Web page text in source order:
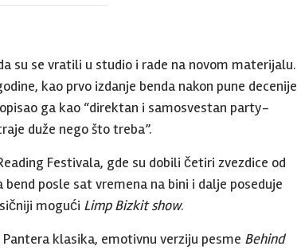
su se vratili u studio i rade na novom materijalu.
kao prvo izdanje benda nakon pune decenije
ga kao “direktan i samosvestan party-
duže nego što treba”.
Festivala, gde su dobili četiri zvezdice od
posle sat vremena na bini i dalje poseduje
mogući Limp Bizkit show.
klasika, emotivnu verziju pesme Behind